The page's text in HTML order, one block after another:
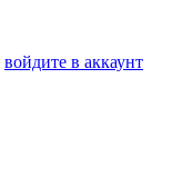
войдите в аккаунт